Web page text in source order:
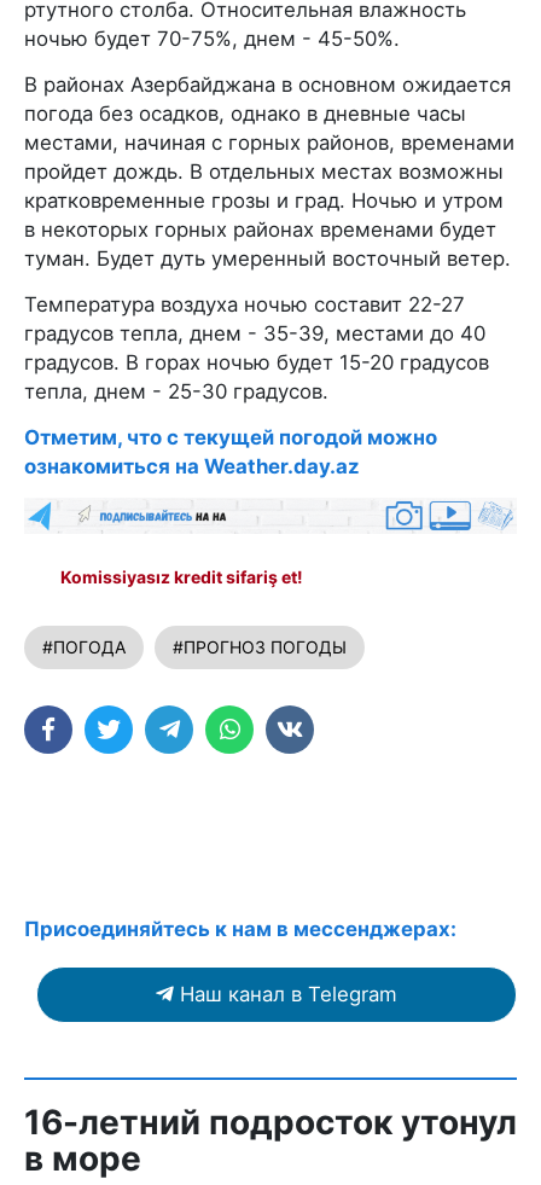
ртутного столба. Относительная влажность
ночью будет 70-75%, днем - 45-50%.
В районах Азербайджана в основном ожидается
погода без осадков, однако в дневные часы
местами, начиная с горных районов, временами
пройдет дождь. В отдельных местах возможны
кратковременные грозы и град. Ночью и утром
в некоторых горных районах временами будет
туман. Будет дуть умеренный восточный ветер.
Температура воздуха ночью составит 22-27
градусов тепла, днем - 35-39, местами до 40
градусов. В горах ночью будет 15-20 градусов
тепла, днем - 25-30 градусов.
Отметим, что с текущей погодой можно
ознакомиться на Weather.day.az
Komissiyasız kredit sifariş et!
#ПОГОДА #ПРОГНОЗ ПОГОДЫ
Присоединяйтесь к нам в мессенджерах:
Наш канал в Telegram
16-летний подросток утонул
в море